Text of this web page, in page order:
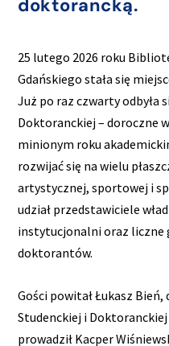
doktorancką.
25 lutego 2026 roku
Gdańskiego stała się
Już po raz czwarty odbyła
Doktoranckiej – doroczne
minionym roku
rozwijać się na wielu
artystycznej, sportowej i
udział przedstawiciele
instytucjonalni oraz liczne
doktorantów.
Gości powitał Łukasz
Studenckiej i Doktoranckiej
prowadził Kacper